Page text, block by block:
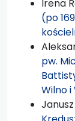
Irena
(po
pw.
Wilno i